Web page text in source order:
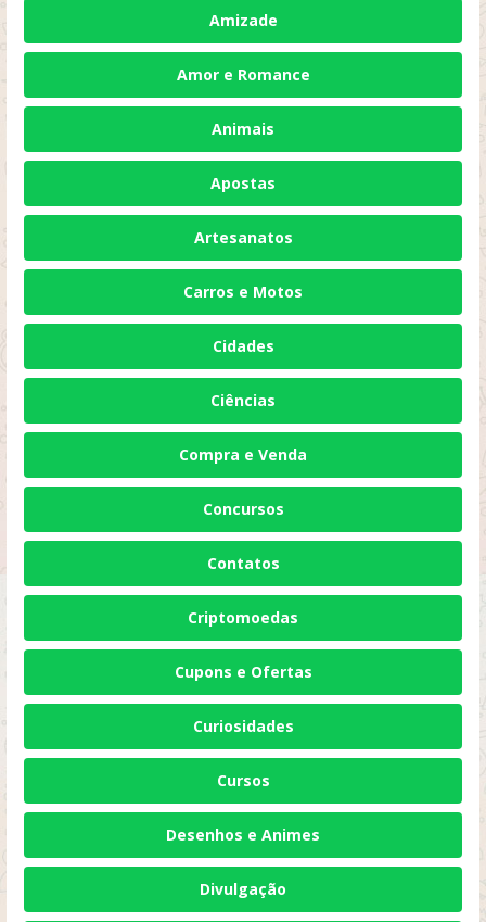
Amizade
Amor e Romance
Animais
Apostas
Artesanatos
Carros e Motos
Cidades
Ciências
Compra e Venda
Concursos
Contatos
Criptomoedas
Cupons e Ofertas
Curiosidades
Cursos
Desenhos e Animes
Divulgação